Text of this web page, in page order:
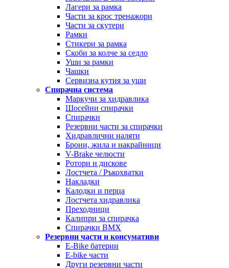
Лагери за рамка
Части за крос тренажори
Части за скутери
Рамки
Стикери за рамка
Скоби за колче за седло
Уши за рамки
Чашки
Сервизна кутия за уши
Спирачна система
Маркучи за хидравлика
Шосейни спирачки
Спирачки
Резервни части за спирачки
Хидравлични наляти
Брони, жила и накрайници
V-Brake челюсти
Ротори и дискове
Лостчета / Ръкохватки
Накладки
Калодки и перца
Лостчета хидравлика
Преходници
Калипри за спирачка
Спирачки BMX
Резервни части и консумативи
E-Bike батерии
E-bike части
Други резервни части